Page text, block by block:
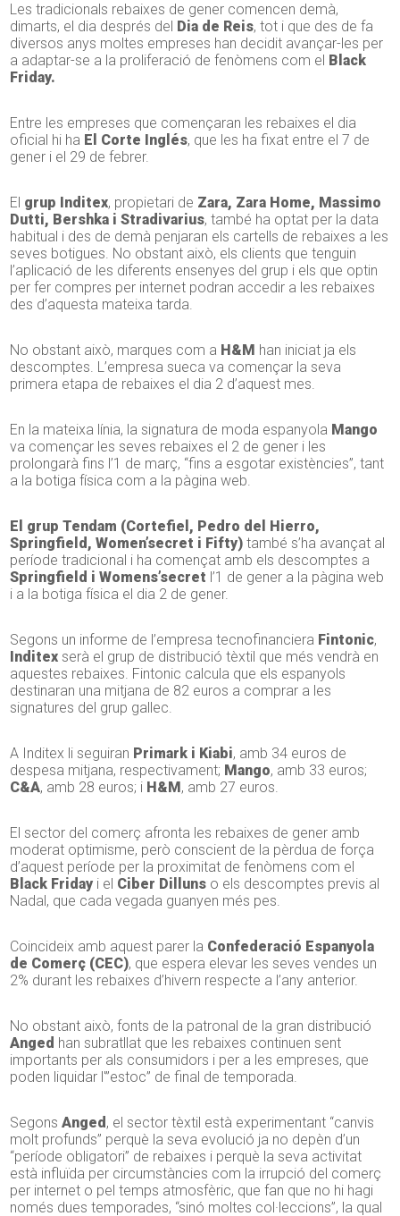
Les tradicionals rebaixes de gener comencen demà,
dimarts, el dia després del Dia de Reis, tot i que des de fa
diversos anys moltes empreses han decidit avançar-les per
a adaptar-se a la proliferació de fenòmens com el Black
Friday.
Entre les empreses que començaran les rebaixes el dia
oficial hi ha El Corte Inglés, que les ha fixat entre el 7 de
gener i el 29 de febrer.
El grup Inditex, propietari de Zara, Zara Home, Massimo
Dutti, Bershka i Stradivarius, també ha optat per la data
habitual i des de demà penjaran els cartells de rebaixes a les
seves botigues. No obstant això, els clients que tenguin
l’aplicació de les diferents ensenyes del grup i els que optin
per fer compres per internet podran accedir a les rebaixes
des d’aquesta mateixa tarda.
No obstant això, marques com a H&M han iniciat ja els
descomptes. L’empresa sueca va començar la seva
primera etapa de rebaixes el dia 2 d’aquest mes.
En la mateixa línia, la signatura de moda espanyola Mango
va començar les seves rebaixes el 2 de gener i les
prolongarà fins l’1 de març, “fins a esgotar existències”, tant
a la botiga física com a la pàgina web.
El grup Tendam (Cortefiel, Pedro del Hierro,
Springfield, Women’secret i Fifty) també s’ha avançat al
període tradicional i ha començat amb els descomptes a
Springfield i Womens’secret l’1 de gener a la pàgina web
i a la botiga física el dia 2 de gener.
Segons un informe de l’empresa tecnofinanciera Fintonic,
Inditex serà el grup de distribució tèxtil que més vendrà en
aquestes rebaixes. Fintonic calcula que els espanyols
destinaran una mitjana de 82 euros a comprar a les
signatures del grup gallec.
A Inditex li seguiran Primark i Kiabi, amb 34 euros de
despesa mitjana, respectivament; Mango, amb 33 euros;
C&A, amb 28 euros; i H&M , amb 27 euros.
El sector del comerç afronta les rebaixes de gener amb
moderat optimisme, però conscient de la pèrdua de força
d’aquest període per la proximitat de fenòmens com el
Black Friday i el Ciber Dilluns o els descomptes previs al
Nadal, que cada vegada guanyen més pes.
Coincideix amb aquest parer la Confederació Espanyola
de Comerç (CEC), que espera elevar les seves vendes un
2% durant les rebaixes d’hivern respecte a l’any anterior.
No obstant això, fonts de la patronal de la gran distribució
Anged han subratllat que les rebaixes continuen sent
importants per als consumidors i per a les empreses, que
poden liquidar l'”estoc” de final de temporada.
SegonsAnged , el sector tèxtil està experimentant “canvis
molt profunds” perquè la seva evolució ja no depèn d’un
“període obligatori” de rebaixes i perquè la seva activitat
està influïda per circumstàncies com la irrupció del comerç
per internet o pel temps atmosfèric, que fan que no hi hagi
només dues temporades, “sinó moltes col·leccions”, la qual